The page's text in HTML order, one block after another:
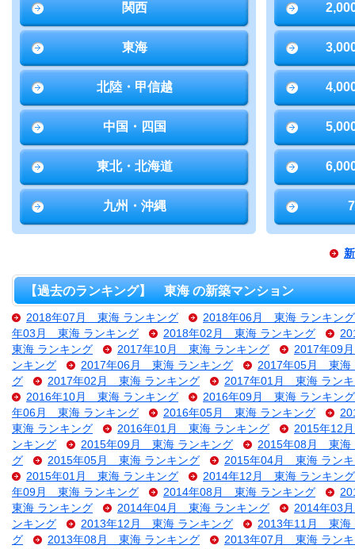
関西
東海
北陸・甲信越
中国・四国
東北・北海道
九州・沖縄
【過去のランキング】 東海 の新築マンション
2018年07月 東海 ランキング
2018年06月 東海 ランキング
年03月 東海 ランキング
2018年02月 東海 ランキング
東海 ランキング
2017年10月 東海 ランキング
2017年09
ンキング
2017年06月 東海 ランキング
2017年05月 東海
グ
2017年02月 東海 ランキング
2017年01月 東海 ランキ
2016年10月 東海 ランキング
2016年09月 東海 ランキング
年06月 東海 ランキング
2016年05月 東海 ランキング
東海 ランキング
2016年01月 東海 ランキング
2015年12
ンキング
2015年09月 東海 ランキング
2015年08月 東海
グ
2015年05月 東海 ランキング
2015年04月 東海 ランキ
2015年01月 東海 ランキング
2014年12月 東海 ランキング
年09月 東海 ランキング
2014年08月 東海 ランキング
東海 ランキング
2014年04月 東海 ランキング
2014年03
ンキング
2013年12月 東海 ランキング
2013年11月 東海
グ
2013年08月 東海 ランキング
2013年07月 東海 ランキ